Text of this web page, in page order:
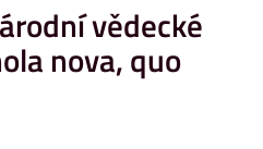
vědecké
nova, quo